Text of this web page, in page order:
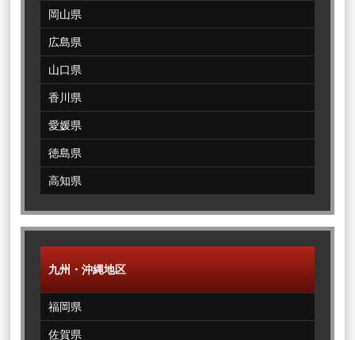
岡山県
広島県
山口県
香川県
愛媛県
徳島県
高知県
九州・沖縄地区
福岡県
佐賀県